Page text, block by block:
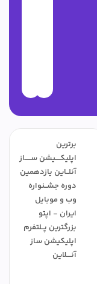
برترین
اپلیکــــیشن ســـــاز
آنلــاین یازدهمین
دوره جشــنواره
وب و موبایل
ایران - اپتو
بزرگترین پــلتفرم
اپلیکیشن ساز
آنــــلاین